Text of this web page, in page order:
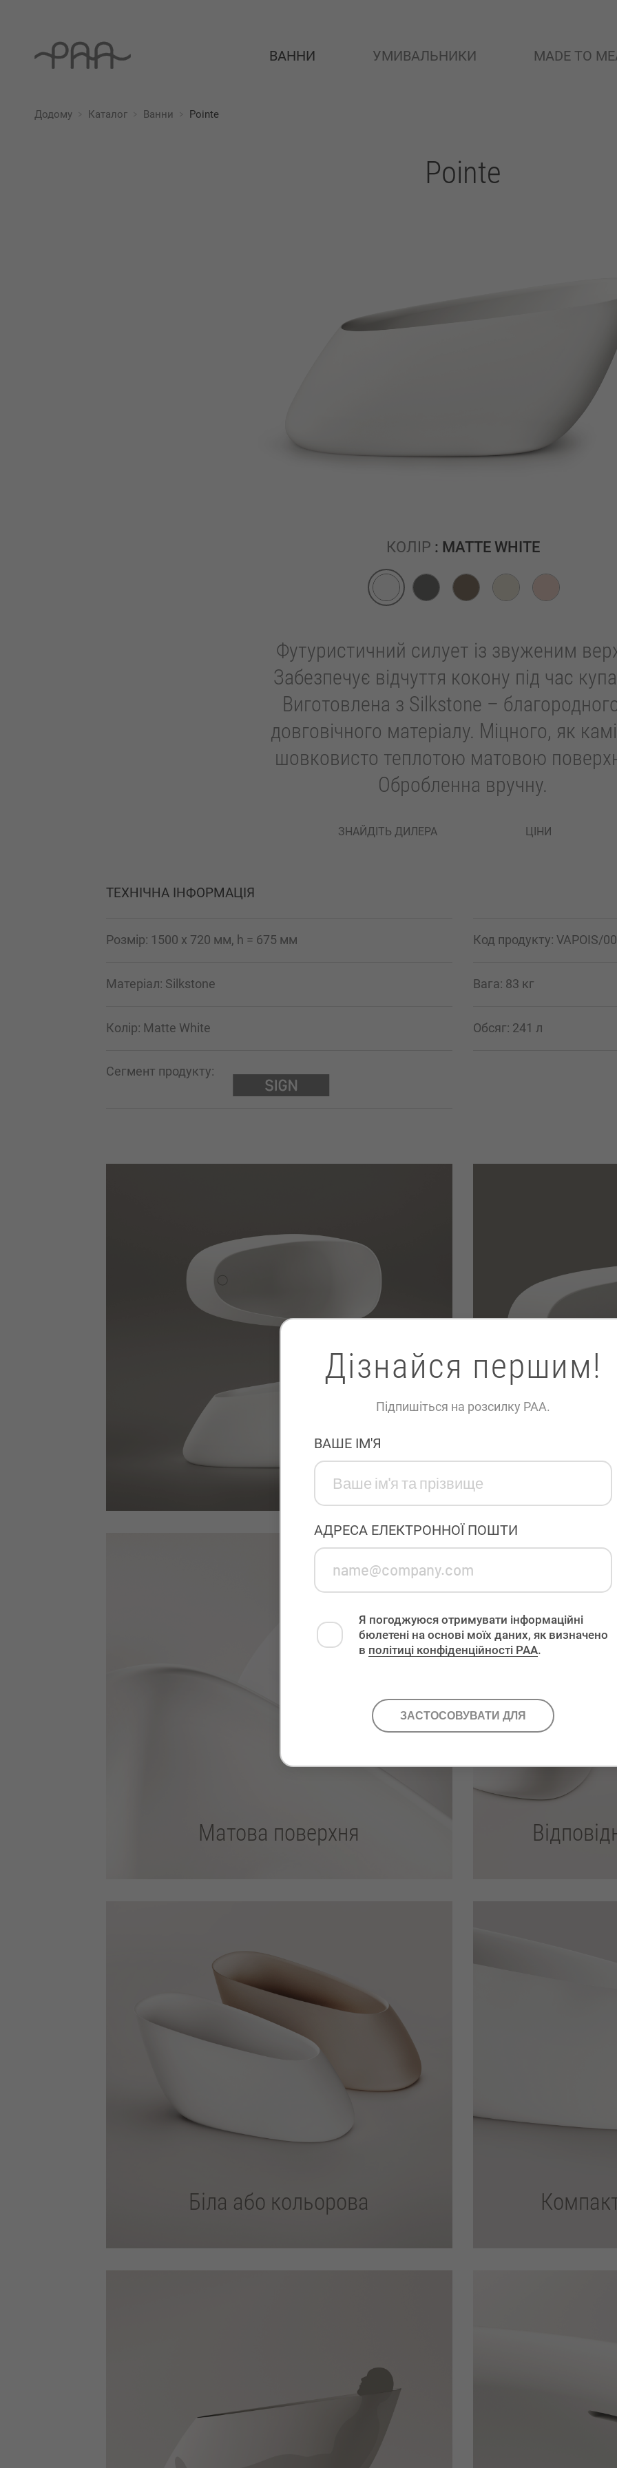
Дізнайся першим!
Підпишіться на розсилку PAA.
LINKEDIN
ВАШЕ ІМ'Я
АДРЕСА ЕЛЕКТРОННОЇ ПОШТИ
Я погоджуюся отримувати інформаційні
бюлетені на основі моїх даних, як визначено
в політиці конфіденційності PAA.
ВАННИ УМИВАЛЬНИКИ MADE TO
Додому Каталог Ванни Pointe
Pointe
КОЛІР : MATTE WHITE
Футуристичний силует із звуженим
Забезпечує відчуття кокону під час
Виготовлена з Silkstone –
довговічного матеріалу. Міцного, як
шовковисто теплотою матовою
Обробленна вручну.
ЗНАЙДІТЬ ДИЛЕРА ЦІНИ
ТЕХНІЧНА ІНФОРМАЦІЯ
Розмір: 1500 x 720 мм, h = 675 мм Код продукту: VAPOIS/00
Mатеріал: Silkstone Вага: 83 кг
Колір: Matte White Обсяг: 241 л
Сегмент продукту:
Матова поверхня
Біла або кольорова